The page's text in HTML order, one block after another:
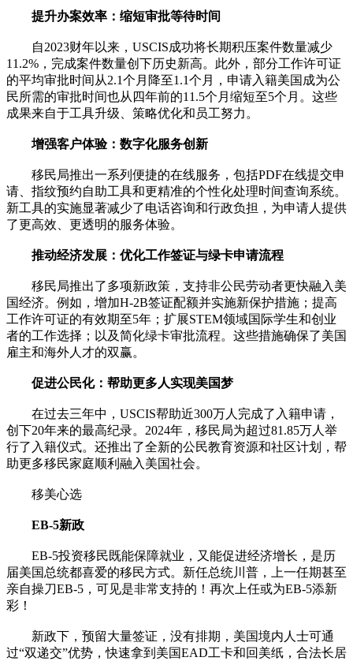
提升办案效率：缩短审批等待时间
自2023财年以来，USCIS成功将长期积压案件数量减少
11.2%，完成案件数量创下历史新高。此外，部分工作许可证
的平均审批时间从2.1个月降至1.1个月，申请入籍美国成为公
民所需的审批时间也从四年前的11.5个月缩短至5个月。这些
成果来自于工具升级、策略优化和员工努力。
增强客户体验：数字化服务创新
移民局推出一系列便捷的在线服务，包括PDF在线提交申
请、指纹预约自助工具和更精准的个性化处理时间查询系统。
新工具的实施显著减少了电话咨询和行政负担，为申请人提供
了更高效、更透明的服务体验。
推动经济发展：优化工作签证与绿卡申请流程
移民局推出了多项新政策，支持非公民劳动者更快融入美
国经济。例如，增加H-2B签证配额并实施新保护措施；提高
工作许可证的有效期至5年；扩展STEM领域国际学生和创业
者的工作选择；以及简化绿卡审批流程。这些措施确保了美国
雇主和海外人才的双赢。
促进公民化：帮助更多人实现美国梦
在过去三年中，USCIS帮助近300万人完成了入籍申请，
创下20年来的最高纪录。2024年，移民局为超过81.85万人举
行了入籍仪式。还推出了全新的公民教育资源和社区计划，帮
助更多移民家庭顺利融入美国社会。
移美心选
EB-5新政
EB-5投资移民既能保障就业，又能促进经济增长，是历
届美国总统都喜爱的移民方式。新任总统川普，上一任期甚至
亲自操刀EB-5，可见是非常支持的！再次上任或为EB-5添新
彩！
新政下，预留大量签证，没有排期，美国境内人士可通
过“双递交”优势，快速拿到美国EAD工卡和回美纸，合法长居